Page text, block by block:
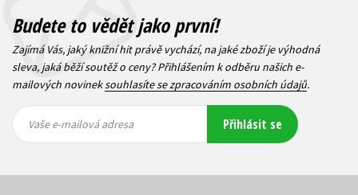
Budete to vědět jako první!
Zajímá Vás, jaký knižní hit právě vychází, na jaké zboží je výhodná
sleva, jaká běží soutěž o ceny? Přihlášením k odběru našich e-
mailových novineksouhlasíte se zpracováním osobních údajů.
mailová
mailová
Vaše e-mailová adresa Přihlásit se